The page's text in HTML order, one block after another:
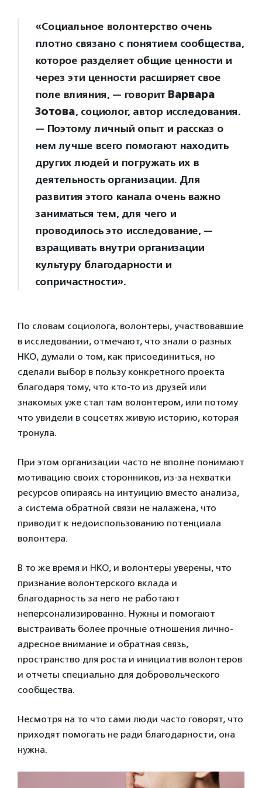
«Социальное волонтерство очень
плотно связано с понятием сообщества,
которое разделяет общие ценности и
через эти ценности расширяет свое
поле влияния, — говорит Варвара
Зотова, социолог, автор исследования.
— Поэтому личный опыт и рассказ о
нем лучше всего помогают находить
других людей и погружать их в
деятельность организации. Для
развития этого канала очень важно
заниматься тем, для чего и
проводилось это исследование, —
взращивать внутри организации
культуру благодарности и
сопричастности».
По словам социолога, волонтеры, участвовавшие
в исследовании, отмечают, что знали о разных
НКО, думали о том, как присоединиться, но
сделали выбор в пользу конкретного проекта
благодаря тому, что кто-то из друзей или
знакомых уже стал там волонтером, или потому
что увидели в соцсетях живую историю, которая
тронула.
При этом организации часто не вполне понимают
мотивацию своих сторонников, из-за нехватки
ресурсов опираясь на интуицию вместо анализа,
а система обратной связи не налажена, что
приводит к недоиспользованию потенциала
волонтера.
В то же время и НКО, и волонтеры уверены, что
признание волонтерского вклада и
благодарность за него не работают
неперсонализированно. Нужны и помогают
выстраивать более прочные отношения лично-
адресное внимание и обратная связь,
пространство для роста и инициатив волонтеров
и отчеты специально для добровольческого
сообщества.
Несмотря на то что сами люди часто говорят, что
приходят помогать не ради благодарности, она
нужна.